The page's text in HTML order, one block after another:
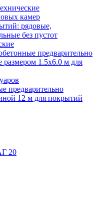
камер
рядовые,
без пустот
предварительно
1.5х6.0 м для
предварительно
12 м для покрытий
20